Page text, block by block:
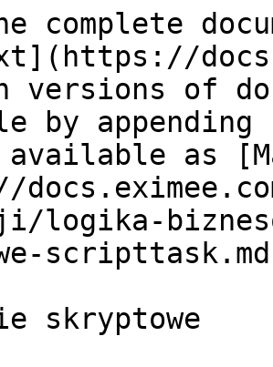
complete
versions of
by
as
logika-
skryptowe